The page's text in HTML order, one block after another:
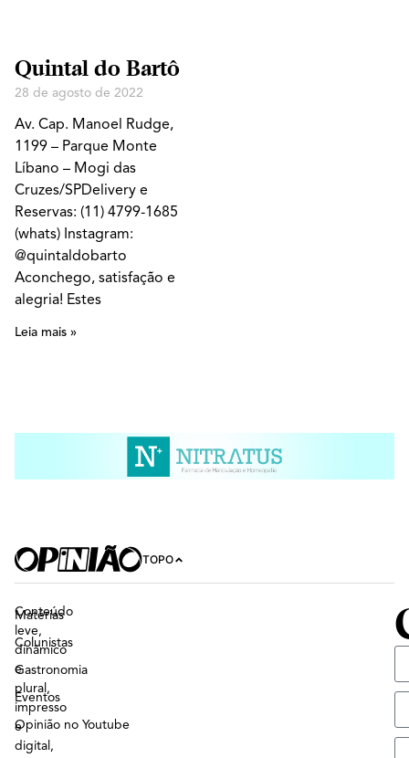
Quintal do Bartô
28 de agosto de 2022
Av. Cap. Manoel Rudge,
1199 – Parque Monte
Líbano – Mogi das
Cruzes/SPDelivery e
Reservas: (11) 4799-1685
(whats) Instagram:
@quintaldobarto
Aconchego, satisfação e
alegria! Estes
Leia mais »
TOPO
Conteúdo
leve,
dinâmico
e
plural,
impresso
e
digital,
Matérias
Colunistas
Gastronomia
Eventos
Opinião no Youtube